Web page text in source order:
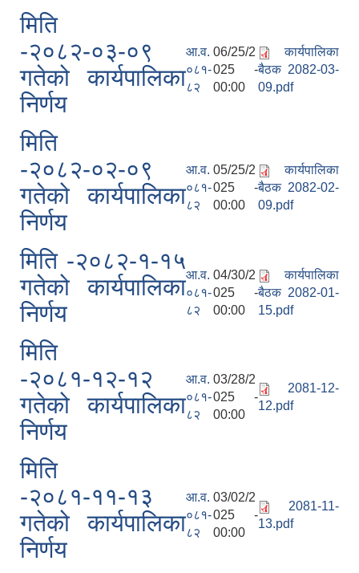
मिति
-२०८२-०३-०९
गतेको कार्यपालिका
निर्णय
आ.व.
०८१-
८२
06/25/2
025 -
00:00
कार्यपालिका
बैठक 2082-03-
09.pdf
मिति
-२०८२-०२-०९
गतेको कार्यपालिका
निर्णय
आ.व.
०८१-
८२
05/25/2
025 -
00:00
कार्यपालिका
बैठक 2082-02-
09.pdf
मिति -२०८२-१-१५
गतेको कार्यपालिका
निर्णय
आ.व.
०८१-
८२
04/30/2
025 -
00:00
कार्यपालिका
बैठक 2082-01-
15.pdf
मिति
-२०८१-१२-१२
गतेको कार्यपालिका
निर्णय
आ.व.
०८१-
८२
03/28/2
025 -
00:00
2081-12-
12.pdf
मिति
-२०८१-११-१३
गतेको कार्यपालिका
निर्णय
आ.व.
०८१-
८२
03/02/2
025 -
00:00
2081-11-
13.pdf